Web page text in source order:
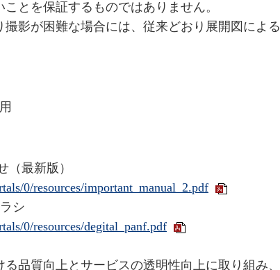
とを保証するものではありません。
影が困難な場合には、従来どおり展開図による
（最新版）
0/resources/important_manual_2.pdf
シ
0/resources/degital_panf.pdf
品質向上とサービスの透明性向上に取り組み、